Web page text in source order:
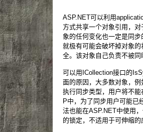
ASP.NET可以利用
方式共享一个对象引用，
象的任何变化也一定是同
就极有可能会破坏掉对象
全。该对象自己负责不被
可以用ICollection接口的
面的原因，大多数对象，
执行同步类型，用户将不
P中，为了同步用户可能已
法也能在ASP.NET中使用
的锁定，不适用于可伸缩的